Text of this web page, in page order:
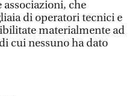
che
di operatori tecnici e
materialmente ad
cui nessuno ha dato